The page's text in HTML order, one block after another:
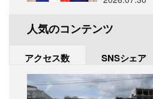
人気のコンテンツ
アクセス数 SNSシェア